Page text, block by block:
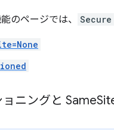
のページでは、 Secure
ニングと Same